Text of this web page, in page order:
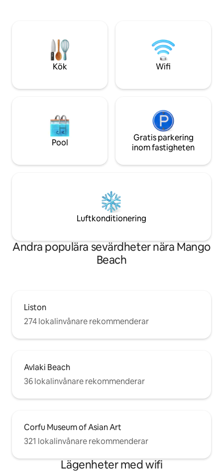
över havet , perfekt kompletterat av
hisnande solnedgångar. Boka din vistelse
hos oss idag!
område i
restauranger,
strandklubbar på
dina badkläder, så
Kök Wifi
Pool
Gratis parkering
inom fastigheten
Luftkonditionering
Andra populära sevärdheter nära Mango
Beach
Liston
274 lokalinvånare rekommenderar
Avlaki Beach
36 lokalinvånare rekommenderar
Corfu Museum of Asian Art
321 lokalinvånare rekommenderar
Lägenheter med wifi